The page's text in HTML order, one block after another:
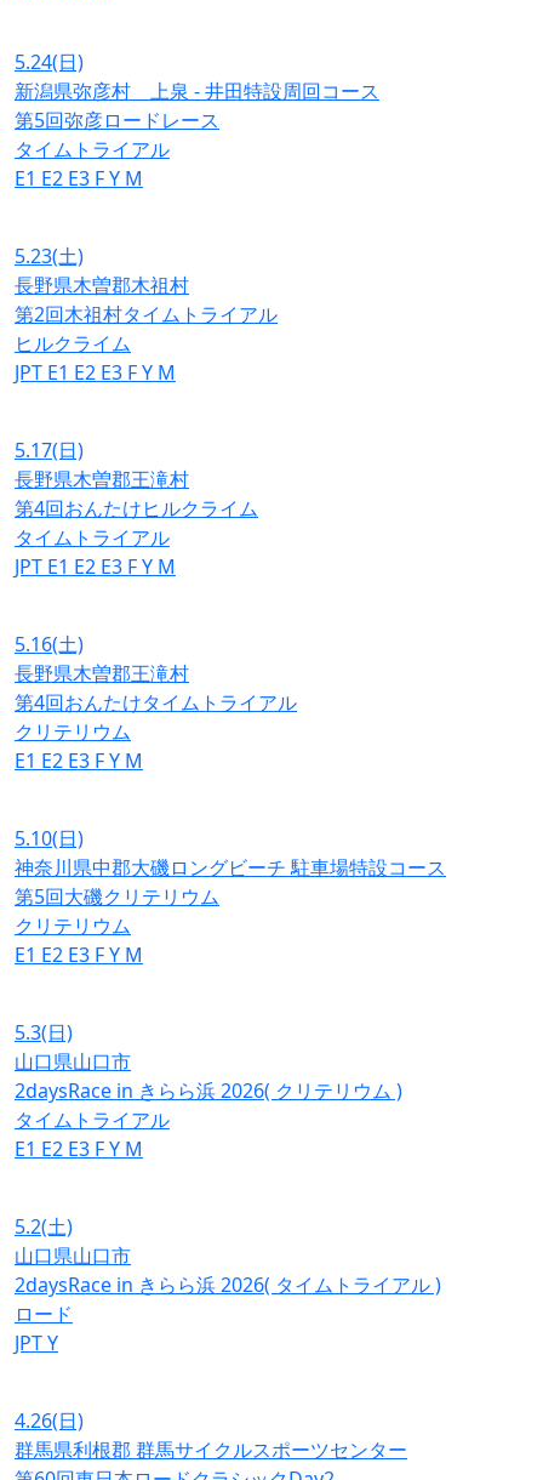
5.24(日)
新潟県弥彦村 上泉 - 井田特設周回コース
第5回弥彦ロードレース
タイムトライアル
E1 E2 E3 FY M
5.23(土)
長野県木曽郡木祖村
第2回木祖村タイムトライアル
ヒルクライム
JPT E1 E2 E3 FY M
5.17(日)
長野県木曽郡王滝村
第4回おんたけヒルクライム
タイムトライアル
JPT E1 E2 E3 FY M
5.16(土)
長野県木曽郡王滝村
第4回おんたけタイムトライアル
クリテリウム
E1 E2 E3 FY M
5.10(日)
神奈川県中郡大磯ロングビーチ 駐車場特設コース
第5回大磯クリテリウム
クリテリウム
E1 E2 E3 FY M
5.3(日)
山口県山口市
2daysRace in きらら浜 2026( クリテリウム )
タイムトライアル
E1 E2 E3 FY M
5.2(土)
山口県山口市
2daysRace in きらら浜 2026( タイムトライアル )
ロード
JPTY
4.26(日)
群馬県利根郡 群馬サイクルスポーツセンター